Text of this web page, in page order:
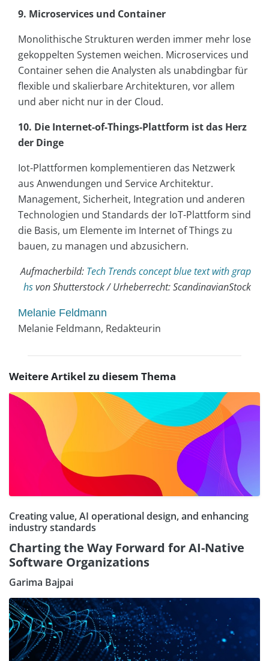
9. Microservices und Container
Monolithische Strukturen werden immer mehr lose
gekoppelten Systemen weichen. Microservices und
Container sehen die Analysten als unabdingbar für
flexible und skalierbare Architekturen, vor allem
und aber nicht nur in der Cloud.
10. Die Internet-of-Things-Plattform ist das Herz
der Dinge
Iot-Plattformen komplementieren das Netzwerk
aus Anwendungen und Service Architektur.
Management, Sicherheit, Integration und anderen
Technologien und Standards der IoT-Plattform sind
die Basis, um Elemente im Internet of Things zu
bauen, zu managen und abzusichern.
Aufmacherbild: Tech Trends concept blue text with grap
hsvon Shutterstock / Urheberrecht: ScandinavianStock
Melanie Feldmann
Melanie Feldmann, Redakteurin
Weitere Artikel zu diesem Thema
Creating value, AI operational design, and enhancing
industry standards
Charting the Way Forward for AI-Native
Software Organizations
Garima Bajpai